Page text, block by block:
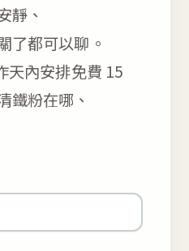
靜、
了都可以聊。
天內安排免費 15
鐵粉在哪、